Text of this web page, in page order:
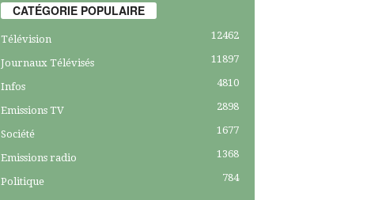
CATÉGORIE POPULAIRE
Télévision 12462
Journaux Télévisés 11897
Infos 4810
Emissions TV 2898
Société 1677
Emissions radio 1368
Politique 784